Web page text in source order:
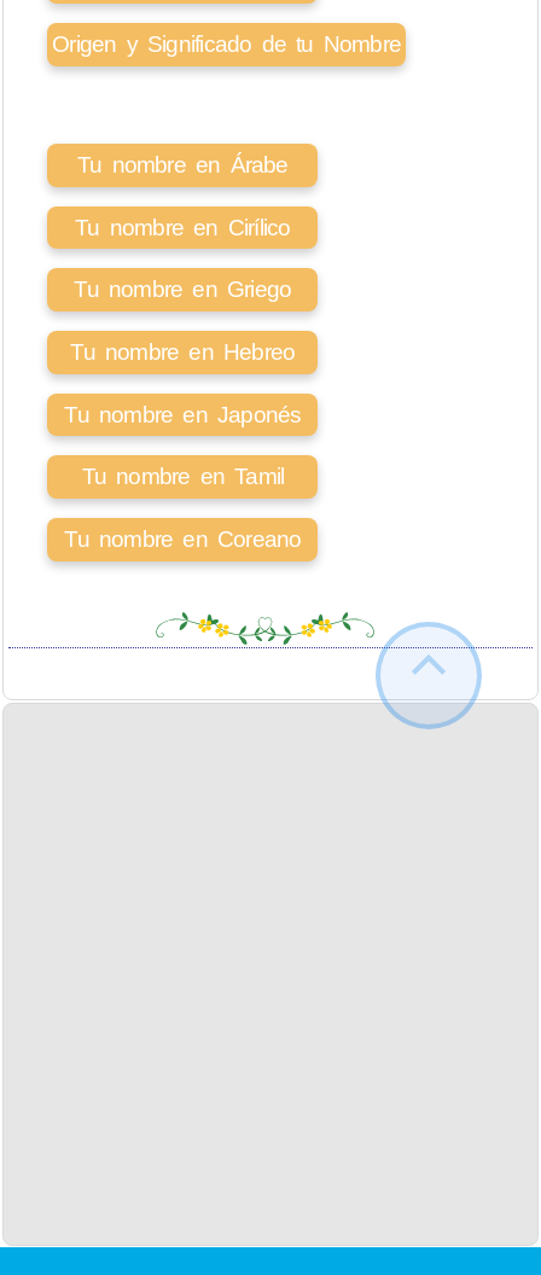
Origen y Significado de tu Nombre
Tu nombre en Árabe
Tu nombre en Cirílico
Tu nombre en Griego
Tu nombre en Hebreo
Tu nombre en Japonés
Tu nombre en Tamil
Tu nombre en Coreano